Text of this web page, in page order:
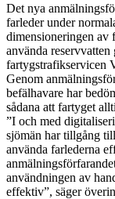
Det nya
farleder under
dimensioneringen av
använda
fartygstrafikservicen
Genom
befälhavare har
sådana att fartyget
”I och med
sjömän har tillgång
använda farlederna
användningen av
effektiv”, säger